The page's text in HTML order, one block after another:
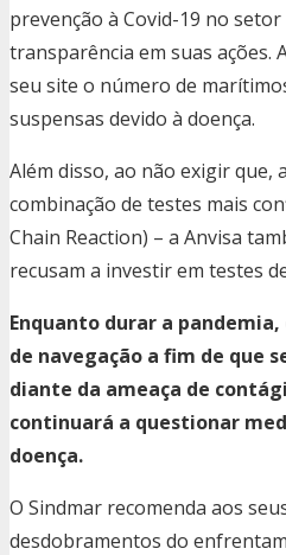
prevenção à Covid-19 no
transparência em suas ações.
seu site o número de
suspensas devido à doença.
Além disso, ao não exigir que,
combinação de testes mais
Chain Reaction) – a Anvisa
recusam a investir em testes
Enquanto durar a
de navegação a fim de que
diante da ameaça de
continuará a questionar
doença.
O Sindmar recomenda aos
desdobramentos do